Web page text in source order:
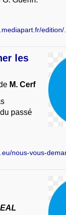
edition/...
les
M. Cerf
passé
nous-vous-